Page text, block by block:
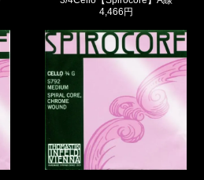
4,466円